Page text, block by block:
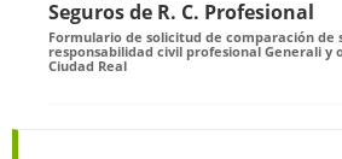
Seguros de R. C. Profesional
Formulario de solicitud de comparación de
responsabilidad civil profesional Generali y
Ciudad Real